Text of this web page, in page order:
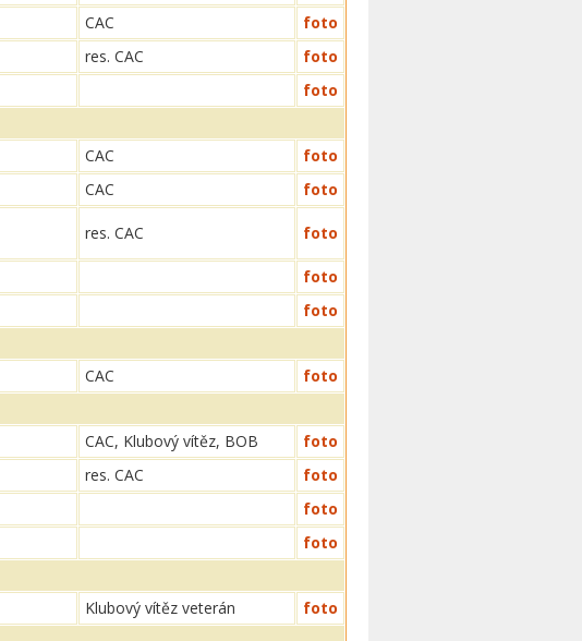
CAC
foto
res. CAC
foto
foto
CAC
foto
CAC
foto
res. CAC foto
foto
foto
CAC
foto
CAC, Klubový vítěz, BOB
foto
res. CAC
foto
foto
foto
Klubový vítěz veterán
foto